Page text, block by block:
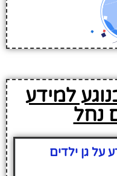
למידע
נחל
גן ילדים